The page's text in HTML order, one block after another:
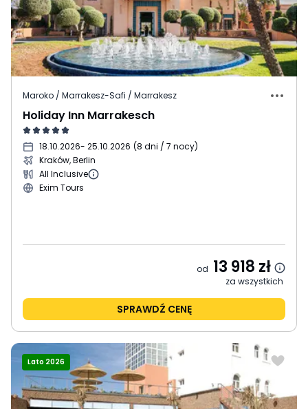
Maroko / Marrakesz-Safi / Marrakesz
Holiday Inn Marrakesch
18.10.2026- 25.10.2026 (8 dni / 7 nocy)
Kraków, Berlin
All Inclusive
Exim Tours
od 13 918 zł
za wszystkich
SPRAWDŹ CENĘ
Lato 2026